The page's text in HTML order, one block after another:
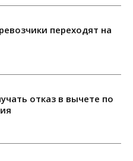
переходят на
отказ в вычете по